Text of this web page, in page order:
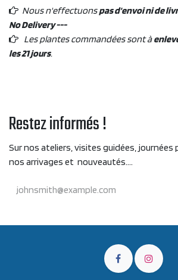
Nous n'effectuonspas d'envoi ni de
No Delivery ---
Les plantes commandées sont à
les 21 jours.
Restez informés !
Sur nos ateliers, visites guidées,
nos arrivages et nouveautés....